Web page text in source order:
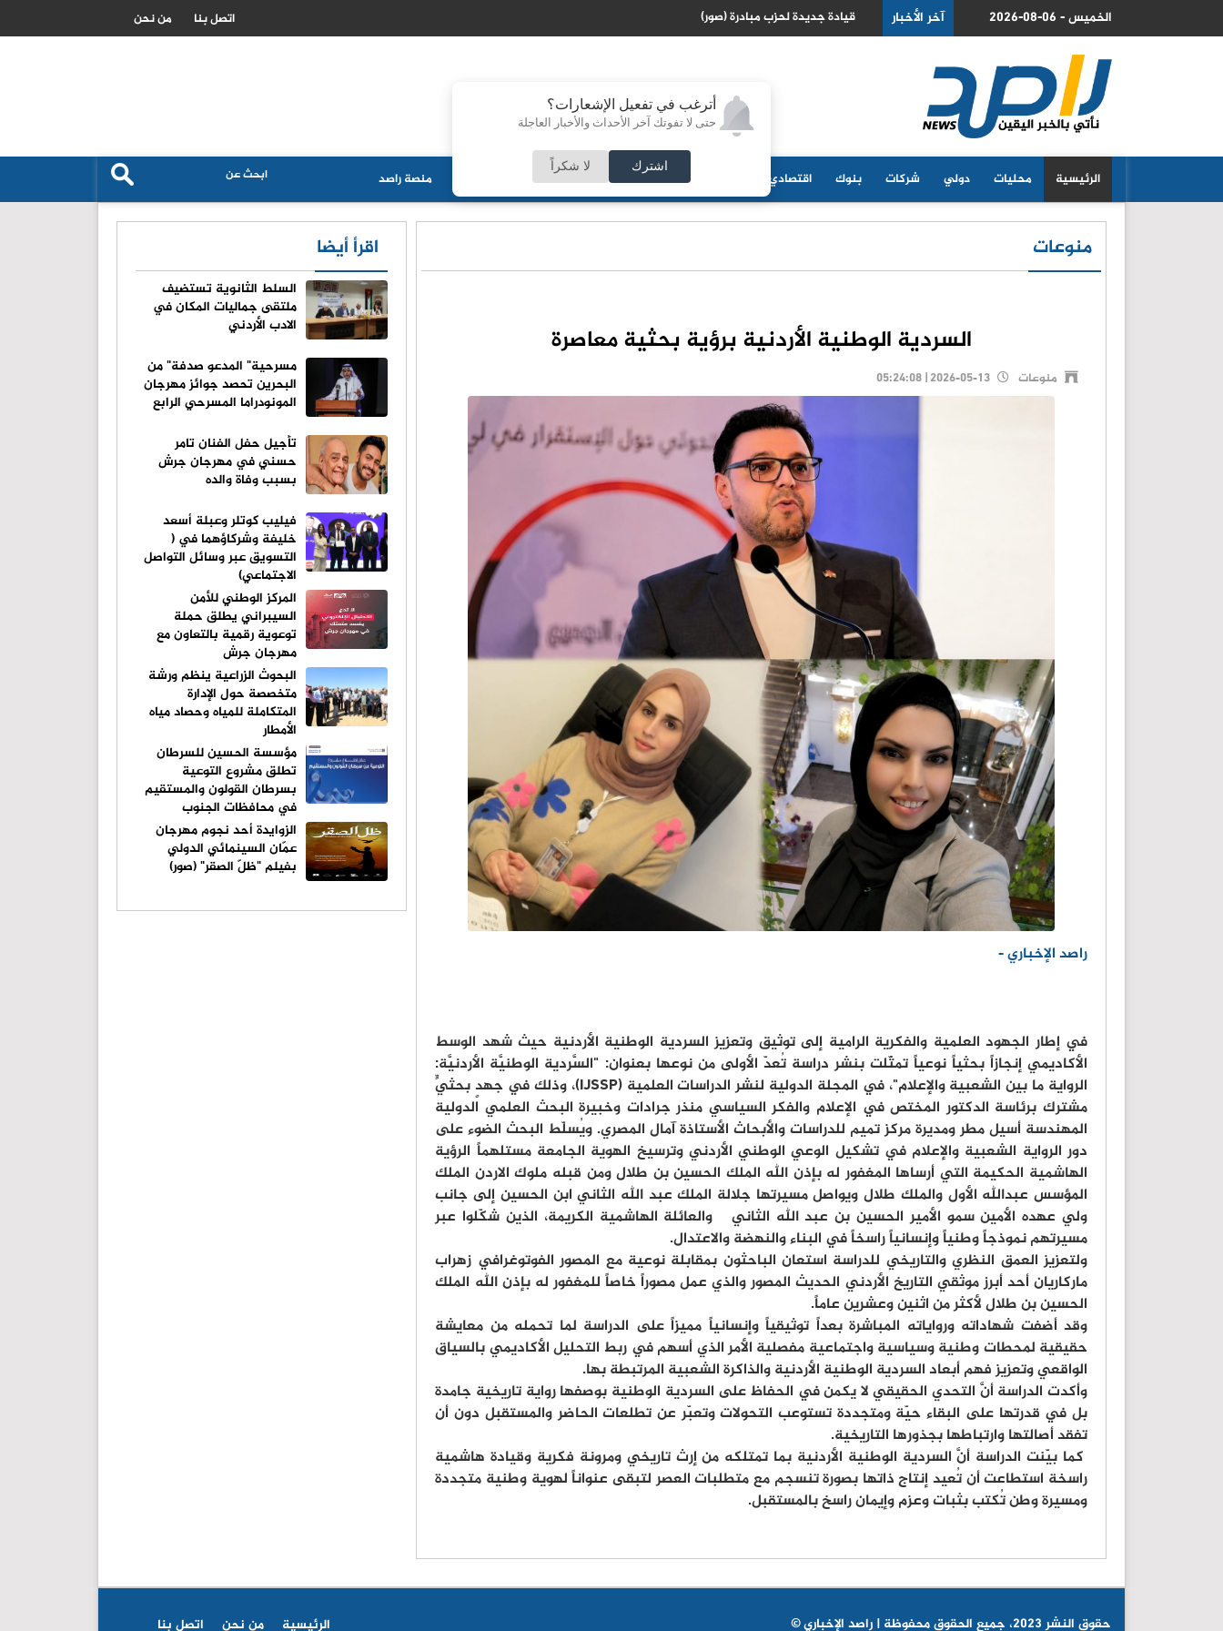
أترغب في تفعيل الإشعارات؟
حتى لا تفوتك آخر الأحداث والأخبار العاجلة
اشترك لا شكراً
2026-08-06 - الخميس آخر الأخبار لتعزيز التعاون المشترك قيادة جديدة لحزب مبادرة (صور) خطة اسرائيلية لتفكيك مخيمات اللاجئين في الضفة الغربية عبر حل
من نحن اتصل بنا
الرئيسية محليات دولي شركات بنوك اقتصادي منوعات ثقافة مجلس الأمة منصة راصد
منوعات
السردية الوطنية الأردنية برؤية بحثية معاصرة
منوعات
راصد الإخباري -
في إطار الجهود العلمية والفكرية الرامية إلى توثيق وتعزيز السردية الوطنية الأردنية حيث شهد الوسط
الأكاديمي إنجازاً بحثياً نوعياً تمثّلت بنشر دراسة تُعدّ الأولى من نوعها بعنوان: "السَّردية الوطنيَّة الأردنيَّة:
الرواية ما بين الشعبية والإعلام"، في المجلة الدولية لنشر الدراسات العلمية (IJSSP)، وذلك في جهدٍ بحثيٍّ
مشترك برئاسة الدكتور المختص في الإعلام والفكر السياسي منذر جرادات وخبيرة البحث العلمي الدولية
المهندسة أسيل مطر ومديرة مركز تميم للدراسات والأبحاث الأستاذة آمال المصري. ويُسلّط البحث الضوء على
دور الرواية الشعبية والإعلام في تشكيل الوعي الوطني الأردني وترسيخ الهوية الجامعة مستلهماً الرؤية
الهاشمية الحكيمة التي أرساها المغفور له بإذن الله الملك الحسين بن طلال ومن قبله ملوك الاردن الملك
المؤسس عبدالله الأول والملك طلال ويواصل مسيرتها جلالة الملك عبد الله الثاني ابن الحسين إلى جانب
ولي عهده الأمين سمو الأمير الحسين بن عبد الله الثاني والعائلة الهاشمية الكريمة، الذين شكّلوا عبر
مسيرتهم نموذجاً وطنياً وإنسانياً راسخاً في البناء والنهضة والاعتدال.
ولتعزيز العمق النظري والتاريخي للدراسة استعان الباحثون بمقابلة نوعية مع المصور الفوتوغرافي زهراب
ماركاريان أحد أبرز موثقي التاريخ الأردني الحديث المصور والذي عمل مصوراً خاصاً للمغفور له بإذن الله الملك
الحسين بن طلال لأكثر من اثنين وعشرين عاماً.
وقد أضفت شهاداته ورواياته المباشرة بعداً توثيقياً وإنسانياً مميزاً على الدراسة لما تحمله من معايشة
حقيقية لمحطات وطنية وسياسية واجتماعية مفصلية الأمر الذي أسهم في ربط التحليل الأكاديمي بالسياق
الواقعي وتعزيز فهم أبعاد السردية الوطنية الأردنية والذاكرة الشعبية المرتبطة بها.
وأكدت الدراسة أنَّ التحدي الحقيقي لا يكمن في الحفاظ على السردية الوطنية بوصفها رواية تاريخية جامدة
بل في قدرتها على البقاء حيّة ومتجددة تستوعب التحولات وتعبّر عن تطلعات الحاضر والمستقبل دون أن
تفقد أصالتها وارتباطها بجذورها التاريخية.
كما بيّنت الدراسة أنَّ السردية الوطنية الأردنية بما تمتلكه من إرث تاريخي ومرونة فكرية وقيادة هاشمية
راسخة استطاعت أن تُعيد إنتاج ذاتها بصورة تنسجم مع متطلبات العصر لتبقى عنواناً لهوية وطنية متجددة
ومسيرة وطن تُكتب بثبات وعزم وإيمان راسخ بالمستقبل.
اقرأ أيضا
السلط الثانوية تستضيف
ملتقى جماليات المكان في
الادب الأردني
مسرحية" المدعو صدفة" من
البحرين تحصد جوائز مهرجان
المونودراما المسرحي الرابع
تأجيل حفل الفنان تامر
حسني في مهرجان جرش
بسبب وفاة والده
فيليب كوتلر وعبلة أسعد
خليفة وشركاؤهما في (
التسويق عبر وسائل التواصل
الاجتماعي)
المركز الوطني للأمن
السيبراني يطلق حملة
توعوية رقمية بالتعاون مع
مهرجان جرش
البحوث الزراعية ينظم ورشة
متخصصة حول الإدارة
المتكاملة للمياه وحصاد مياه
الأمطار
مؤسسة الحسين للسرطان
تطلق مشروع التوعية
بسرطان القولون والمستقيم
في محافظات الجنوب
الزوايدة أحد نجوم مهرجان
عمّان السينمائي الدولي
بفيلم "ظلّ الصقر" (صور)
© حقوق النشر 2023، جميع الحقوق محفوظة | راصد الإخباري اتصل بنا من نحن الرئيسية